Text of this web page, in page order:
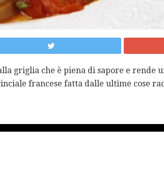
griglia che è piena di sapore e rende
francese fatta dalle ultime cose